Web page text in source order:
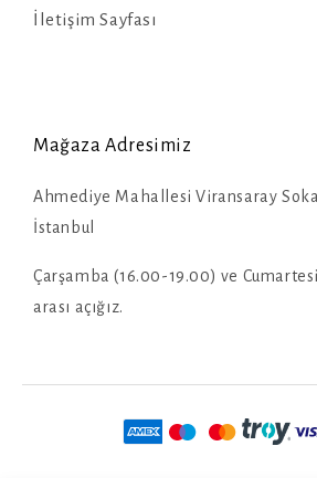
İletişim Sayfası
Mağaza Adresimiz
Ahmediye Mahallesi Viransaray
İstanbul
Çarşamba (16.00-19.00) ve
arası açığız.